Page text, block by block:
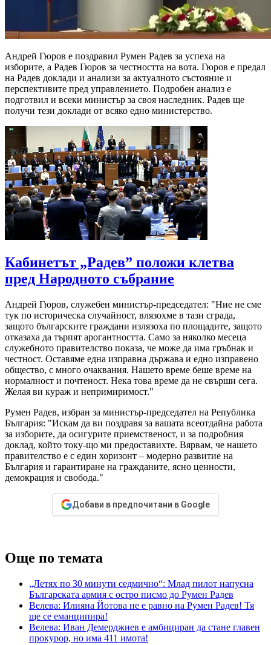
Андрей Гюров е поздравил Румен Радев за успеха на
изборите, а Радев Гюров за честността на вота. Гюров е предал
на Радев доклади и анализи за актуалното състояние и
перспективите пред управлението. Подробен анализ е
подготвил и всеки министър за своя наследник. Радев ще
получи тези доклади от всяко едно министерство.
Кабинетът „Радев” положи клетва
пред Народното събрание
Андрей Гюров, служебен министър-председател: "Ние не сме
тук по историческа случайност, влязохме в тази сграда,
защото българските граждани излязоха по площадите, защото
отказаха да търпят арогантността. Само за няколко месеца
служебното правителство показа, че може да има гръбнак и
честност. Оставяме една изправна държава и едно изправено
общество, с много очаквания. Нашето време беше време на
нормалност и почтеност. Нека това време да не свърши сега.
Желая ви кураж и непримиримост."
Румен Радев, избран за министър-председател на Република
България: "Искам да ви поздравя за вашата всеотдайна работа
за изборите, да осигурите приемственост, и за подробния
доклад, който току-що ми предоставихте. Вярвам, че нашето
правителство е с един хоризонт – модерно развитие на
България и гарантиране на гражданите, ясно ценности,
демокрация и свобода."
Добави в предпочитани в Google
Още по темата
„Летях по 30 минути седмично“: Млад пилот напусна
Българската армия с остро писмо до Румен Радев
Велева: Илияна Йотова не е равно на Румен Радев! Тя
ще се еманципира!
Велева: Иван Демерджиев е амбициран да стане главен
прокурор, но има 411 имота!